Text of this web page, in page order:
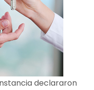
declararon